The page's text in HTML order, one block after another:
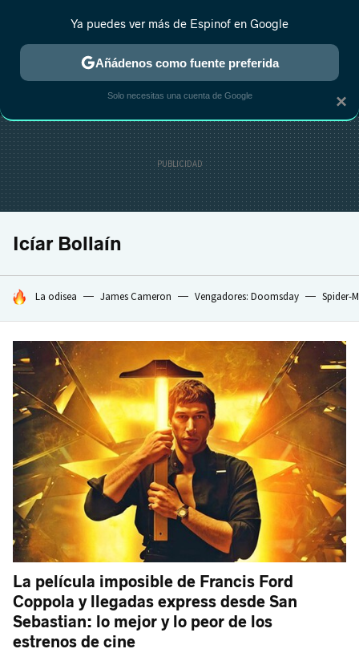
MENÚ NUEVO
ESTRENOS REALITY ANIME RANKINGS CINE
Icíar Bollaín
HOY SE HABLA DE
La odisea James Cameron Vengadores: Doomsday Spider-
La película imposible de Francis Ford
Coppola y llegadas express desde San
Sebastian: lo mejor y lo peor de los
estrenos de cine
×
Ya puedes ver más de Espinof en Google
Añádenos como fuente preferida
Solo necesitas una cuenta de Google